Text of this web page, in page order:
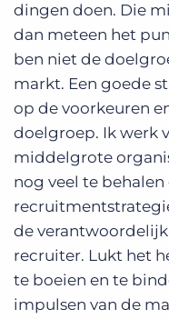
dingen doen. Die
dan meteen het
ben niet de
markt. Een goede
op de voorkeuren
doelgroep. Ik werk
middelgrote
nog veel te
de
recruiter. Lukt het
te boeien en te
impulsen van de